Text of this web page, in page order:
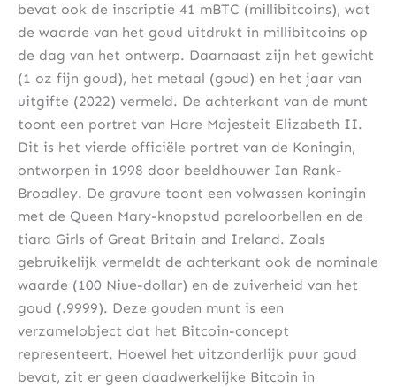
bevat ook de inscriptie 41 mBTC (millibitcoins), wat
de waarde van het goud uitdrukt in millibitcoins op
de dag van het ontwerp. Daarnaast zijn het gewicht
(1 oz fijn goud), het metaal (goud) en het jaar van
uitgifte (2022) vermeld. De achterkant van de munt
toont een portret van Hare Majesteit Elizabeth II.
Dit is het vierde officiële portret van de Koningin,
ontworpen in 1998 door beeldhouwer Ian Rank-
Broadley. De gravure toont een volwassen koningin
met de Queen Mary-knopstud pareloorbellen en de
tiara Girls of Great Britain and Ireland. Zoals
gebruikelijk vermeldt de achterkant ook de nominale
waarde (100 Niue-dollar) en de zuiverheid van het
goud (.9999). Deze gouden munt is een
verzamelobject dat het Bitcoin-concept
representeert. Hoewel het uitzonderlijk puur goud
bevat, zit er geen daadwerkelijke Bitcoin in